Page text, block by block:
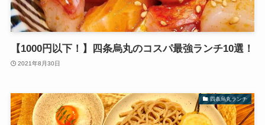
【1000円以下！】四条烏丸のコスパ最強ランチ10選！
2021年8月30日
四条烏丸ランチ